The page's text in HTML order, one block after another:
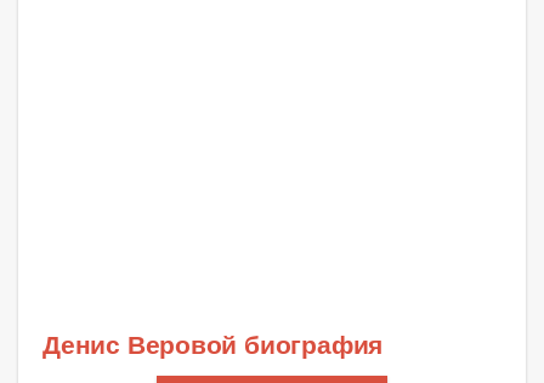
Денис Веровой биография